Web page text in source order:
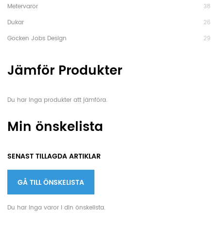
Metervaror
38
Dukar
26
Gocken Jobs Design
29
Jämför Produkter
Du har inga produkter att jämföra.
Min önskelista
SENAST TILLAGDA ARTIKLAR
GÅ TILL ÖNSKELISTA
Du har inga varor i din önskelista.